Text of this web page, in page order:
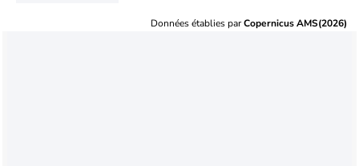
Données établies parCopernicus AMS(2026)